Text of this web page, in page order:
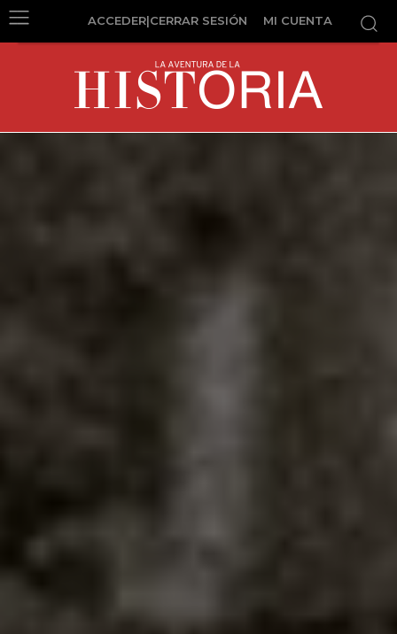
ACCEDER|CERRAR SESIÓN MI CUENTA